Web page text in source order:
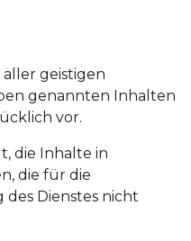
geistigen
genannten Inhalten
vor.
die Inhalte in
die für die
Dienstes nicht